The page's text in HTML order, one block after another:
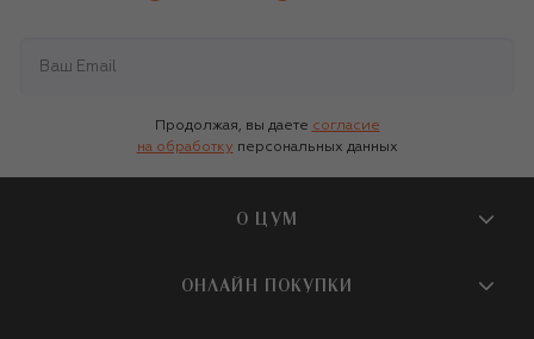
Продолжая, вы даете согласие
на обработку персональных данных
О ЦУМ
О магазине
ОНЛАЙН ПОКУПКИ